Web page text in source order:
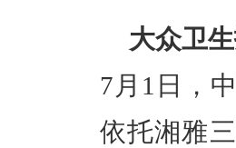
大众卫
7月1日，
依托湘雅